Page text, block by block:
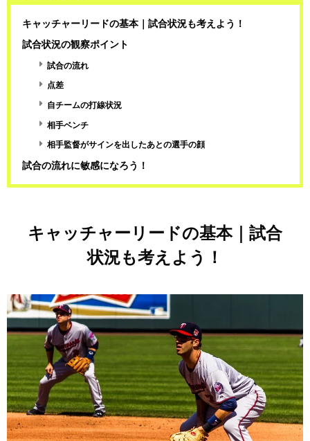
キャッチャーリードの基本｜試合状況も考えよう！
試合状況の観察ポイント
試合の流れ
点差
自チームの打線状況
相手ベンチ
相手監督がサインを出したあとの選手の顔
試合の流れに敏感になろう！
キャッチャーリードの基本｜試合
状況も考えよう！